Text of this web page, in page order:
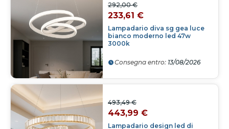
Lampadario diva sg gea luce
bianco moderno led 47w
3000k
292,00 €
233,61 €
Consegna entro: 13/08/2026
Lampadario design led di
493,49 €
443,99 €